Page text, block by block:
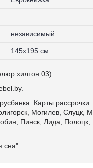
независимый
145х195 см
хилтон 03)
Карты
Могилев, Слуцк,
Пинск, Лида, Полоцк,
сна"